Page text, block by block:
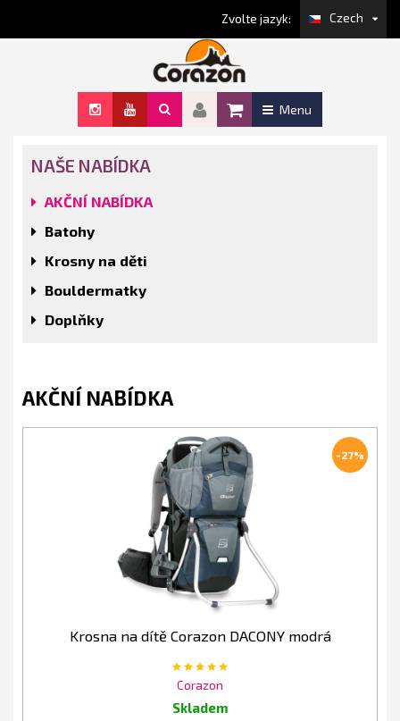
Zvolte jazyk: Czech
Menu
NAŠE NABÍDKA
AKČNÍ NABÍDKA
Batohy
Krosny na děti
Bouldermatky
Doplňky
AKČNÍ NABÍDKA
-27%
Krosna na dítě Corazon DACONY modrá
Corazon
Skladem